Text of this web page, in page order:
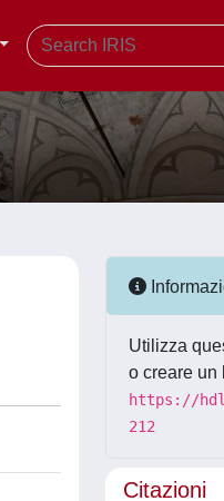
Utilizza
o creare un
https://
212
Citazioni